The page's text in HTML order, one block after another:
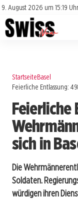
9. August 2026 um 15:19 Uhr
Impressum
Datenschutz
Jobs
Events
StartseiteBasel
Feierliche Entlassung:
Feierliche
sich in
Die
Soldaten.
würdigen ihren